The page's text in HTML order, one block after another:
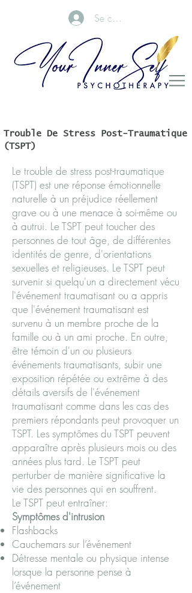
Se connecter
Trouble De Stress Post-Traumatique
(TSPT)
Le trouble de stress post-traumatique
(TSPT) est une réponse émotionnelle
naturelle à un préjudice réellement
grave ou à une menace à soi-même ou
à autrui. Le TSPT peut toucher des
personnes de tout âge, de différentes
identités de genre, d'orientations
sexuelles et religieuses. Le TSPT peut
survenir si quelqu'un a directement vécu
l'événement traumatisant ou a appris
que l'événement traumatisant est
survenu à un membre proche de la
famille ou à un ami proche. En outre,
être témoin d'un ou plusieurs
événements traumatisants, subir une
exposition répétée ou extrême à des
détails aversifs de l'événement
traumatisant comme dans les cas des
premiers répondants peut provoquer un
TSPT. Les symptômes du TSPT peuvent
apparaître après plusieurs mois ou des
années plus tard. Le TSPT peut
perturber de manière significative la
vie des personnes qui en souffrent.
Le TSPT peut entraîner:
Symptômes d'intrusion
Flashbacks
Cauchemars sur l’événement
Détresse mentale ou physique intense
lorsque la personne pense à
l’événement